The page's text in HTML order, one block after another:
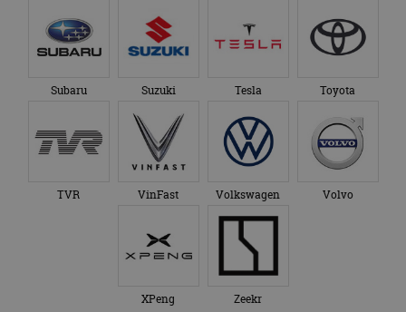
Subaru Suzuki Tesla Toyota
TVR VinFast Volkswagen Volvo
XPeng Zeekr